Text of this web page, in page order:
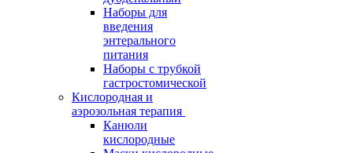
Наборы для
введения
энтерального
питания
Наборы с трубкой
гастростомической
Кислородная и
аэрозольная терапия
Канюли
кислородные